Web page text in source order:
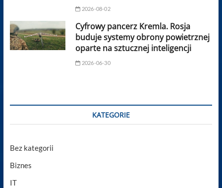
2026-08-02
Cyfrowy pancerz Kremla. Rosja
buduje systemy obrony powietrznej
oparte na sztucznej inteligencji
2026-06-30
KATEGORIE
Bez kategorii
Biznes
IT